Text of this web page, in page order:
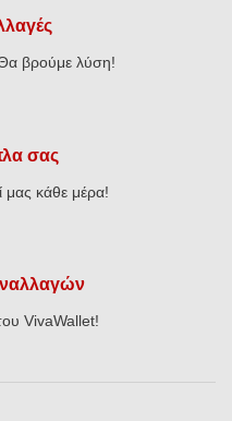
βρούμε λύση!
σας
μας κάθε μέρα!
VivaWallet!